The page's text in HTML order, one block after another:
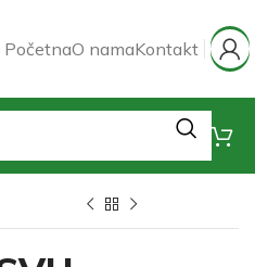
PočetnaO namaKontakt